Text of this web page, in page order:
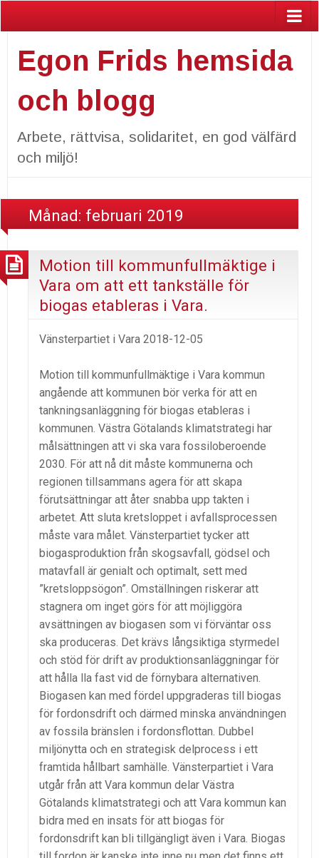
Egon Frids hemsida
och blogg
Arbete, rättvisa, solidaritet, en god välfärd
och miljö!
Månad: februari 2019
Motion till kommunfullmäktige i
Vara om att ett tankställe för
biogas etableras i Vara.
Vänsterpartiet i Vara 2018-12-05
Motion till kommunfullmäktige i Vara kommun
angående att kommunen bör verka för att en
tankningsanläggning för biogas etableras i
kommunen. Västra Götalands klimatstrategi har
målsättningen att vi ska vara fossiloberoende
2030. För att nå dit måste kommunerna och
regionen tillsammans agera för att skapa
förutsättningar att åter snabba upp takten i
arbetet. Att sluta kretsloppet i avfallsprocessen
måste vara målet. Vänsterpartiet tycker att
biogasproduktion från skogsavfall, gödsel och
matavfall är genialt och optimalt, sett med
”kretsloppsögon”. Omställningen riskerar att
stagnera om inget görs för att möjliggöra
avsättningen av biogasen som vi förväntar oss
ska produceras. Det krävs långsiktiga styrmedel
och stöd för drift av produktionsanläggningar för
att hålla lla fast vid de förnybara alternativen.
Biogasen kan med fördel uppgraderas till biogas
för fordonsdrift och därmed minska användningen
av fossila bränslen i fordonsflottan. Dubbel
miljönytta och en strategisk delprocess i ett
framtida hållbart samhälle. Vänsterpartiet i Vara
utgår från att Vara kommun delar Västra
Götalands klimatstrategi och att Vara kommun kan
bidra med en insats för att biogas för
fordonsdrift kan bli tillgängligt även i Vara. Biogas